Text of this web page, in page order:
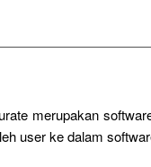
merupakan
user ke dalam